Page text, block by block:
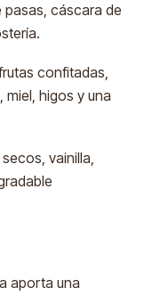
pasas, cáscara de
confitadas,
higos y una
vainilla,
aporta una